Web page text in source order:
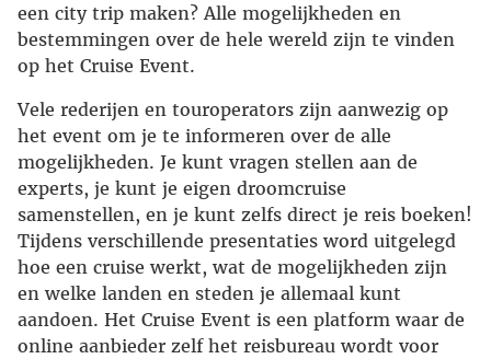
een city trip maken? Alle mogelijkheden en
bestemmingen over de hele wereld zijn te vinden
op het Cruise Event.
Vele rederijen en touroperators zijn aanwezig op
het event om je te informeren over de alle
mogelijkheden. Je kunt vragen stellen aan de
experts, je kunt je eigen droomcruise
samenstellen, en je kunt zelfs direct je reis boeken!
Tijdens verschillende presentaties word uitgelegd
hoe een cruise werkt, wat de mogelijkheden zijn
en welke landen en steden je allemaal kunt
aandoen. Het Cruise Event is een platform waar de
online aanbieder zelf het reisbureau wordt voor